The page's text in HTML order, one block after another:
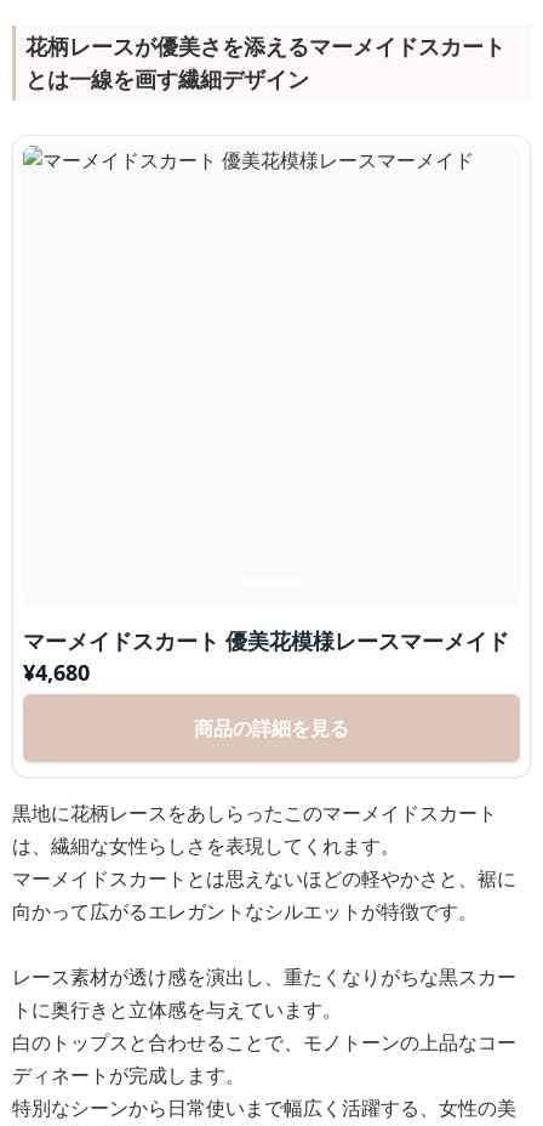
花柄レースが優美さを添えるマーメイドスカート
とは一線を画す繊細デザイン
マーメイドスカート 優美花模様レースマーメイド
¥4,680
商品の詳細を見る
黒地に花柄レースをあしらったこのマーメイドスカート
は、繊細な女性らしさを表現してくれます。
マーメイドスカートとは思えないほどの軽やかさと、裾に
向かって広がるエレガントなシルエットが特徴です。
レース素材が透け感を演出し、重たくなりがちな黒スカー
トに奥行きと立体感を与えています。
白のトップスと合わせることで、モノトーンの上品なコー
ディネートが完成します。
特別なシーンから日常使いまで幅広く活躍する、女性の美